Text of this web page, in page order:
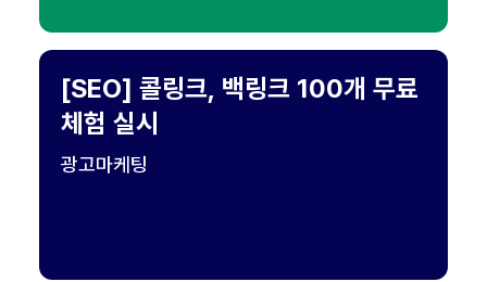
[SEO] 콜링크, 백링크 100개 무료
체험 실시
광고마케팅